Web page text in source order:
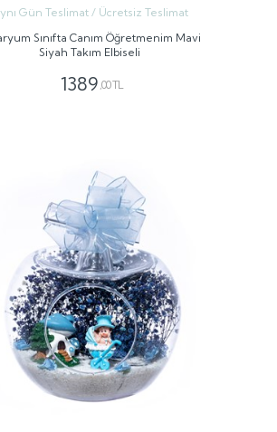
Gün Teslimat / Ücretsiz Teslimat
Sınıfta Canım Öğretmenim Mavi
Siyah Takım Elbiseli
1389 ,00 TL